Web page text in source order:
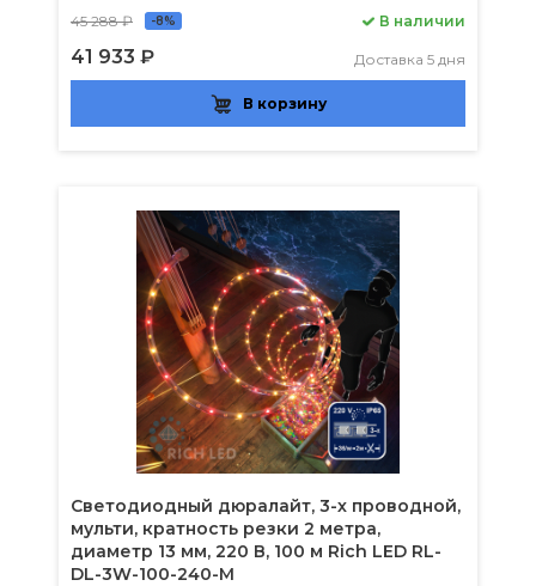
45 288 ₽ -8%
41 933 ₽
В наличии
Доставка 5 дня
В корзину
Светодиодный дюралайт, 3-х проводной,
мульти, кратность резки 2 метра,
диаметр 13 мм, 220 В, 100 м Rich LED RL-
DL-3W-100-240-M